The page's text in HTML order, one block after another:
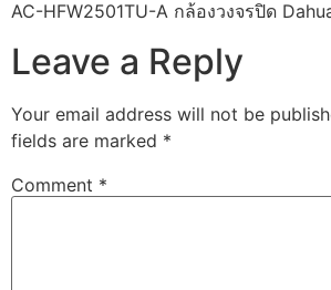
AC-HFW2501TU-A กล้องวงจรปิด
Leave a Reply
Your email address will not be
fields are marked *
Comment *